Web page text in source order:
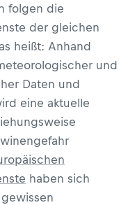
folgen die
der gleichen
heißt: Anhand
und
Daten und
eine aktuelle
haben sich